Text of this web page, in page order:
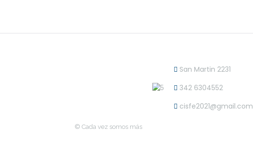
San Martin 2231
342 6304552
cisfe2021@gmail.com
© Cada vez somos más